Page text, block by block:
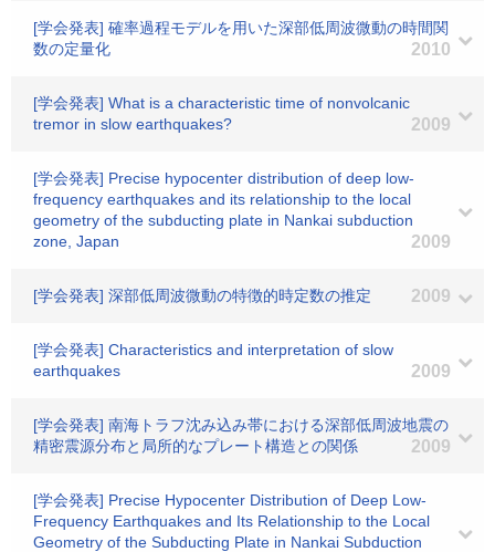
[学会発表] 確率過程モデルを用いた深部低周波微動の時間関
数の定量化
2010
[学会発表] What is a characteristic time of nonvolcanic
tremor in slow earthquakes?
2009
[学会発表] Precise hypocenter distribution of deep low-
frequency earthquakes and its relationship to the local
geometry of the subducting plate in Nankai subduction
zone, Japan
2009
[学会発表] 深部低周波微動の特徴的時定数の推定 2009
[学会発表] Characteristics and interpretation of slow
earthquakes
2009
[学会発表] 南海トラフ沈み込み帯における深部低周波地震の
精密震源分布と局所的なプレート構造との関係
2009
[学会発表] Precise Hypocenter Distribution of Deep Low-
Frequency Earthquakes and Its Relationship to the Local
Geometry of the Subducting Plate in Nankai Subduction